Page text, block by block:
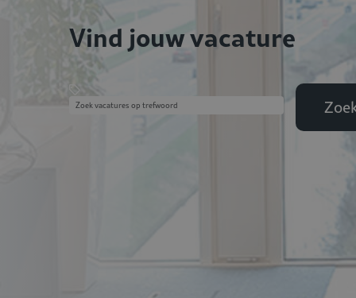
Vind jouw vacature